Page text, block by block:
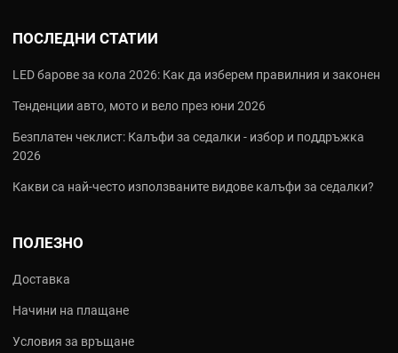
ПОСЛЕДНИ СТАТИИ
LED барове за кола 2026: Как да изберем правилния и законен
Тенденции авто, мото и вело през юни 2026
Безплатен чеклист: Калъфи за седалки - избор и поддръжка
2026
Какви са най‑често използваните видове калъфи за седалки?
ПОЛЕЗНО
Доставка
Начини на плащане
Условия за връщане